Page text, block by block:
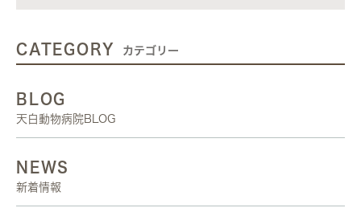
CATEGORY カテゴリー
BLOG
天白動物病院BLOG
NEWS
新着情報